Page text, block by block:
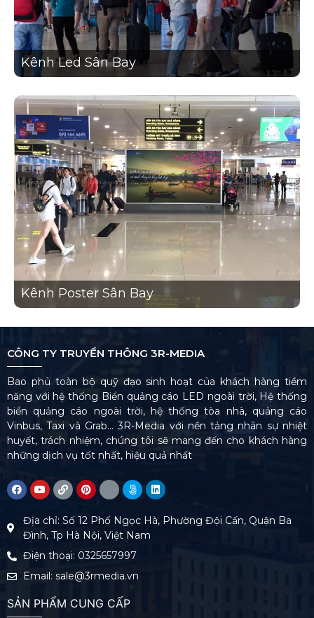
Kênh Led Sân Bay
Kênh Poster Sân Bay
CÔNG TY TRUYỀN THÔNG 3R-MEDIA
Bao phủ toàn bộ quỹ đạo sinh hoạt của khách hàng tiềm
năng với hệ thống Biển quảng cáo LED ngoài trời, Hệ thống
biển quảng cáo ngoài trời, hệ thống tòa nhà, quảng cáo
Vinbus, Taxi và Grab… 3R-Media với nền tảng nhân sự nhiệt
huyết, trách nhiệm, chúng tôi sẽ mang đến cho khách hàng
những dịch vụ tốt nhất, hiệu quả nhất
Địa chỉ: Số 12 Phố Ngọc Hà, Phường Đội Cấn, Quận Ba
Đình, Tp Hà Nội, Việt Nam
Điện thoại: 0325657997
Email: sale@3rmedia.vn
SẢN PHẨM CUNG CẤP